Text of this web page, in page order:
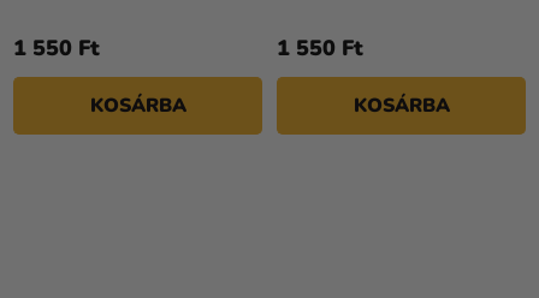
1 550 Ft
KOSÁRBA
1 550 Ft
KOSÁRBA